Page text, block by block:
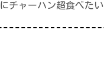
チャーハン超食べたい